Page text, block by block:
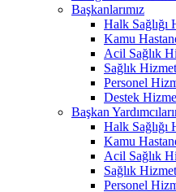
Başkanlarımız
Halk Sağlığı
Kamu
Acil Sağlık
Sağlık
Personel
Destek
Başkan
Halk Sağlığı
Kamu
Acil Sağlık
Sağlık
Personel